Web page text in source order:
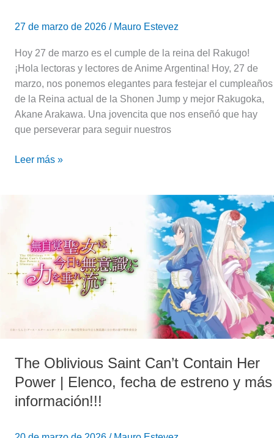
27 de marzo de 2026 / Mauro Estevez
Hoy 27 de marzo es el cumple de la reina del Rakugo!
¡Hola lectoras y lectores de Anime Argentina! Hoy, 27 de
marzo, nos ponemos elegantes para festejar el cumpleaños
de la Reina actual de la Shonen Jump y mejor Rakugoka,
Akane Arakawa. Una jovencita que nos enseñó que hay
que perseverar para seguir nuestros
Banashi
Leer más »
The Oblivious Saint Can’t Contain Her
Power | Elenco, fecha de estreno y más
información!!!
Saint
Can’t
Contain
Her
Power
fecha
estreno
y
más